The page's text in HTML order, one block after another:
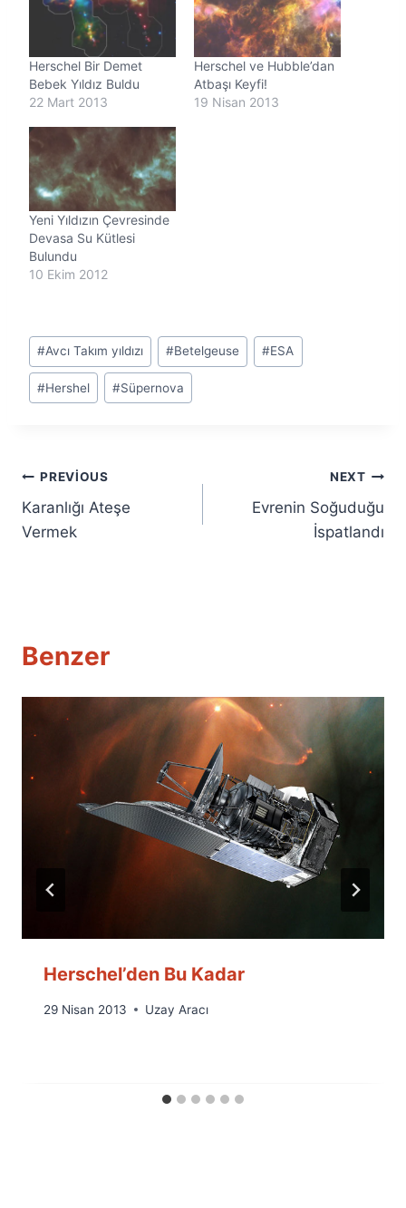
Herschel Bir Demet
Bebek Yıldız Buldu
22 Mart 2013
Herschel ve Hubble’dan
Atbaşı Keyfi!
19 Nisan 2013
Yeni Yıldızın Çevresinde
Devasa Su Kütlesi
Bulundu
10 Ekim 2012
Post
Tags:
#Avcı Takım yıldızı #Betelgeuse #ESA
#Hershel #Süpernova
Yazı
gezinmesi
PREVIOUS
Karanlığı Ateşe
Vermek
NEXT
Evrenin Soğuduğu
İspatlandı
Benzer
Herschel’den Bu Kadar
By
29 Nisan 2013 Uzay Aracı